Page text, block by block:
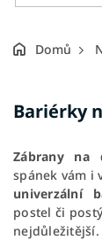
Domů
Bariérky
Zábrany na
spánek vám i
univerzální
postel či
nejdůležitější.